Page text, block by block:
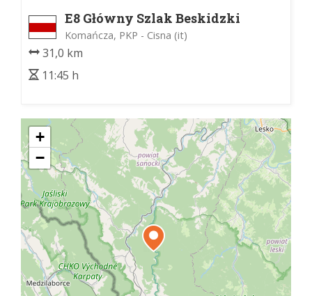
E8 Główny Szlak Beskidzki
Komańcza, PKP - Cisna (it)
31,0 km
11:45 h
+
−